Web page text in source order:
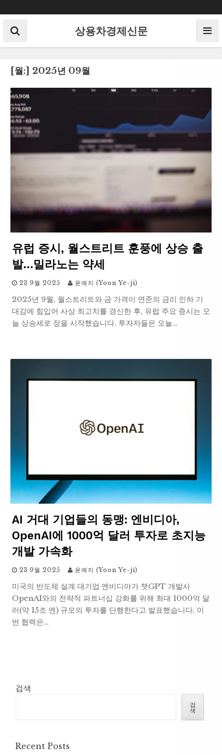
to
content
상용차경제신문
[월:] 2025년 09월
유럽 증시, 월스트리트 훈풍에 상승 출
발…밀라노는 약세
23 9월 2025 윤예지 (Yoon Ye-ji)
2025년 9월, 월스트리트와 금 가격이 연준의 금리 인하 기
대감에 힘입어 사상 최고치를 경신한 후, 유럽 주요 증시는 오
늘 상승세로 장을 시작했습니다. 투자자들은 오늘…
AI 거대 기업들의 동맹: 엔비디아,
OpenAI에 1000억 달러 투자로 초지능
개발 가속화
23 9월 2025 윤예지 (Yoon Ye-ji)
미국의 반도체 설계 대기업 엔비디아가 챗GPT 개발사
OpenAI와의 전략적 파트너십 강화를 위해 최대 1000억 달
러(약 15조 엔) 규모의 투자를 단행한다고 발표했습니다. 이
번 협력은…
검색
검
색
Recent Posts